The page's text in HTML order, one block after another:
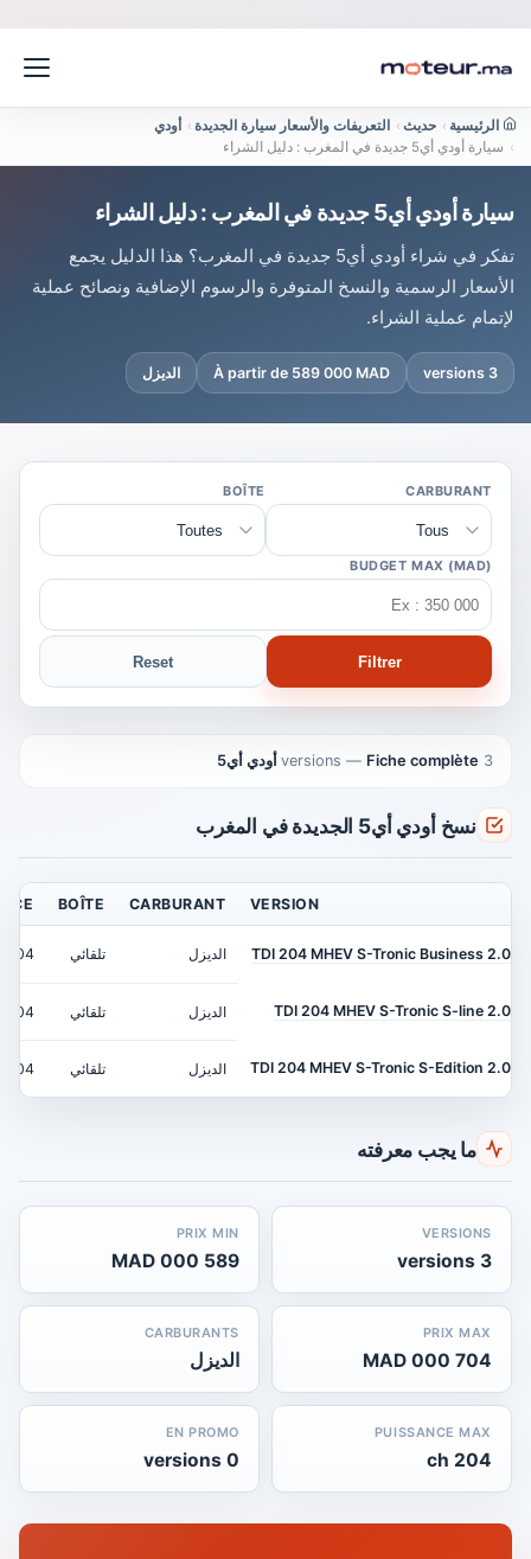
الرئيسية › حديث › التعريفات والأسعار سيارة الجديدة ›
أودي
› سيارة أودي أي5 جديدة في المغرب : دليل الشراء
سيارة أودي أي5 جديدة في المغرب : دليل الشراء
تفكر في شراء أودي أي5 جديدة في المغرب؟ هذا الدليل يجمع
الأسعار الرسمية والنسخ المتوفرة والرسوم الإضافية ونصائح عملية
لإتمام عملية الشراء.
3 versions
À partir de 589 000 MAD الديزل
CARBURANT
BOÎTE
BUDGET MAX (MAD)
Filtrer
Reset
3 versions
— Fiche complète أودي أي5
نسخ أودي أي5 الجديدة في المغرب
VERSION
CARBURANT
BOÎTE
2.0 TDI 204 MHEV S-Tronic Business الديزل تلقائي 204 ch
2.0 TDI 204 MHEV S-Tronic S-line الديزل تلقائي 204 ch
2.0 TDI 204 MHEV S-Tronic S-Edition الديزل تلقائي 204 ch
ما يجب معرفته
VERSIONS
3 versions
PRIX MIN
589 000 MAD
PRIX MAX
704 000 MAD
CARBURANTS
الديزل
PUISSANCE MAX
204 ch
EN PROMO
0 versions